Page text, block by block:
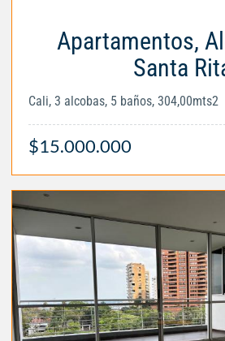
Apartamentos,
Santa
Cali, 3 alcobas, 5 baños, 304,00mts2
$15.000.000